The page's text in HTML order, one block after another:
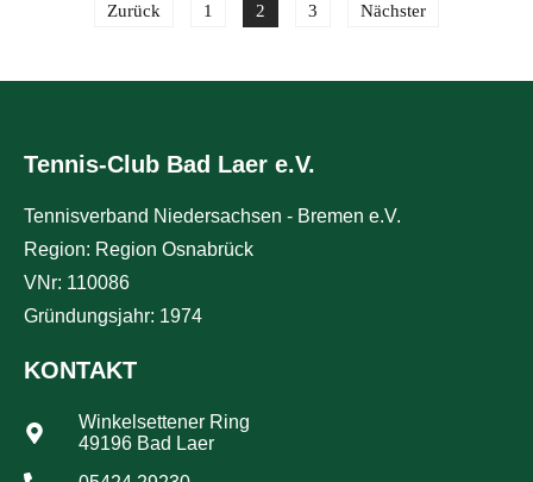
Zurück 1 2 3 Nächster
Tennis-Club Bad Laer e.V.
Tennisverband Niedersachsen - Bremen e.V.
Region: Region Osnabrück
VNr: 110086
Gründungsjahr: 1974
KONTAKT
Winkelsettener Ring
49196 Bad Laer